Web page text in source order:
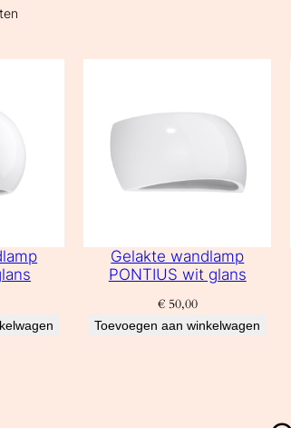
Gelakte wandlamp
PONTIUS wit glans
€50,00
Toevoegen aan winkelwagen